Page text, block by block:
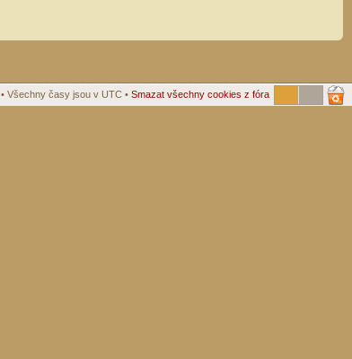
• Všechny časy jsou v UTC • Smazat všechny cookies z fóra